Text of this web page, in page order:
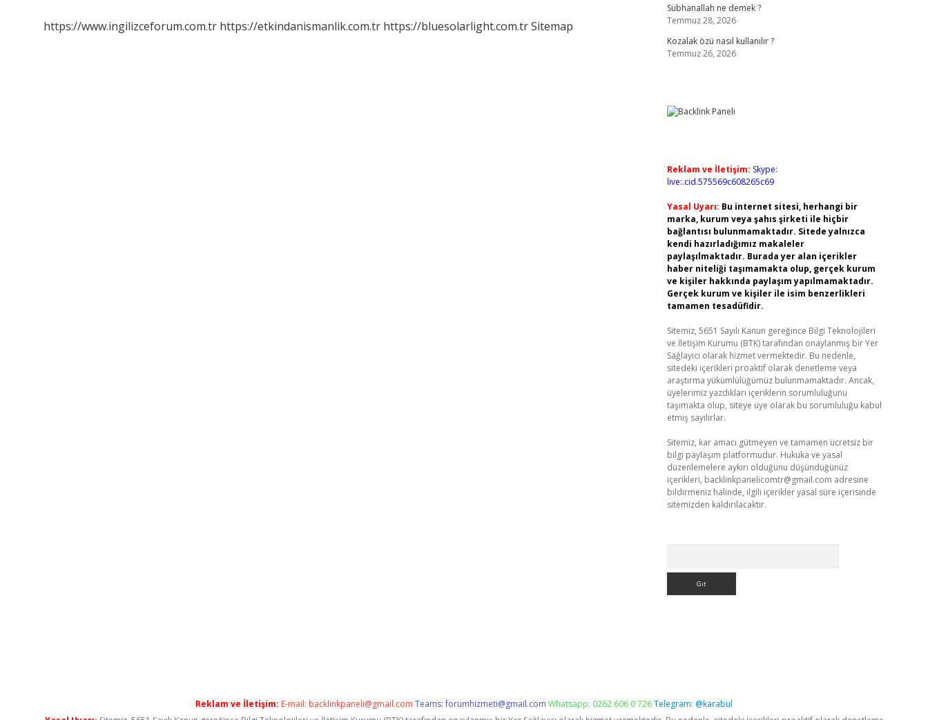
https://www.ingilizceforum.com.tr https://etkindanismanlik.com.tr https://bluesolarlight.com.trSitemap
Subhanallah ne demek ?
Temmuz 28, 2026
Kozalak özü nasıl kullanılır ?
Temmuz 26, 2026
Reklam ve İletişim: Skype:
live:.cid.575569c608265c69
Yasal Uyarı: Bu internet sitesi, herhangi bir
marka, kurum veya şahıs şirketi ile hiçbir
bağlantısı bulunmamaktadır. Sitede yalnızca
kendi hazırladığımız makaleler
paylaşılmaktadır. Burada yer alan içerikler
haber niteliği taşımamakta olup, gerçek kurum
ve kişiler hakkında paylaşım yapılmamaktadır.
Gerçek kurum ve kişiler ile isim benzerlikleri
tamamen tesadüfidir.
Sitemiz, 5651 Sayılı Kanun gereğince Bilgi Teknolojileri
ve İletişim Kurumu (BTK) tarafından onaylanmış bir Yer
Sağlayıcı olarak hizmet vermektedir. Bu nedenle,
sitedeki içerikleri proaktif olarak denetleme veya
araştırma yükümlülüğümüz bulunmamaktadır. Ancak,
üyelerimiz yazdıkları içeriklerin sorumluluğunu
taşımakta olup, siteye üye olarak bu sorumluluğu kabul
etmiş sayılırlar.
Sitemiz, kar amacı gütmeyen ve tamamen ücretsiz bir
bilgi paylaşım platformudur. Hukuka ve yasal
düzenlemelere aykırı olduğunu düşündüğünüz
içerikleri, backlinkpanelicomtr@gmail.com adresine
bildirmeniz halinde, ilgili içerikler yasal süre içerisinde
sitemizden kaldırılacaktır.
Reklam ve İletişim: E-mail: backlinkpaneli@gmail.com Teams:forumhizmeti@gmail.com Whatsapp: 0262 606 0 726Telegram: @karabul